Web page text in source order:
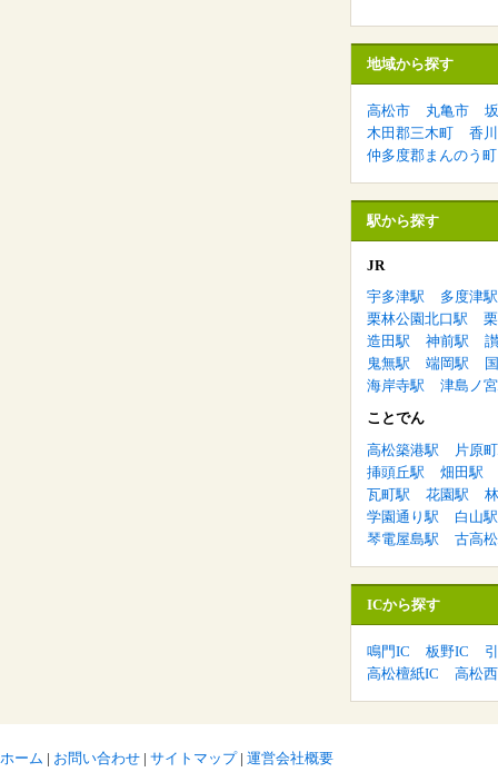
地域から探す
高松市 丸亀市
木田郡三木町
香
仲多度郡まんのう町
駅から探す
JR
宇多津駅
多度津駅
栗林公園北口駅
造田駅
神前駅
鬼無駅
端岡駅
海岸寺駅
津島ノ
ことでん
高松築港駅
片原
挿頭丘駅
畑田駅
瓦町駅
花園駅
学園通り駅
白山駅
琴電屋島駅
古高
ICから探す
鳴門IC 板野IC
高松檀紙IC
高松
ホーム | お問い合わせ | サイトマップ| 運営会社概要